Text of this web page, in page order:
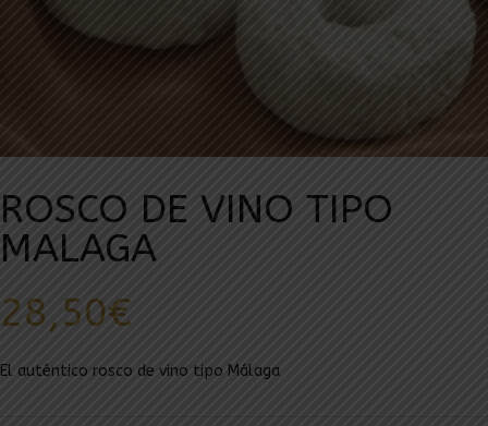
ROSCO DE VINO TIPO
MALAGA
28,50€
El auténtico rosco de vino tipo Málaga